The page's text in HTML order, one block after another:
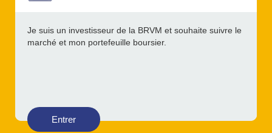
Je suis un investisseur de la BRVM et souhaite suivre le
marché et mon portefeuille boursier.
Entrer